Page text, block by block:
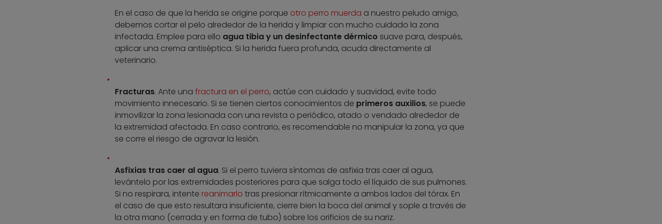
En el caso de que la herida se origine porque otro perro muerda a nuestro peludo amigo,
debemos cortar el pelo alrededor de la herida y limpiar con mucho cuidado la zona
infectada. Emplee para ello agua tibia y un desinfectante dérmico suave para, después,
aplicar una crema antiséptica. Si la herida fuera profunda, acuda directamente al
veterinario.
Fracturas. Ante una fractura en el perro, actúe con cuidado y suavidad, evite todo
movimiento innecesario. Si se tienen ciertos conocimientos de primeros auxilios, se puede
inmovilizar la zona lesionada con una revista o periódico, atado o vendado alrededor de
la extremidad afectada. En caso contrario, es recomendable no manipular la zona, ya que
se corre el riesgo de agravar la lesión.
Asfixias tras caer al agua. Si el perro tuviera síntomas de asfixia tras caer al agua,
levántelo por las extremidades posteriores para que salga todo el líquido de sus pulmones.
Si no respirara, intente reanimarlo tras presionar rítmicamente a ambos lados del tórax. En
el caso de que esto resultara insuficiente, cierre bien la boca del animal y sople a través de
la otra mano (cerrada y en forma de tubo) sobre los orificios de su nariz.